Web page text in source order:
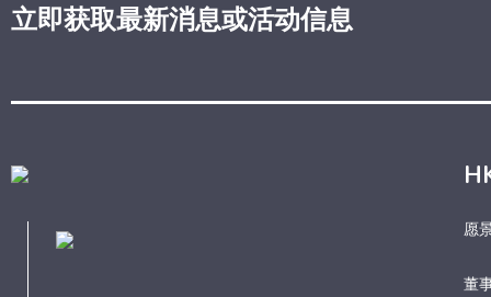
立即获取最新消息或活动信息
愿
董